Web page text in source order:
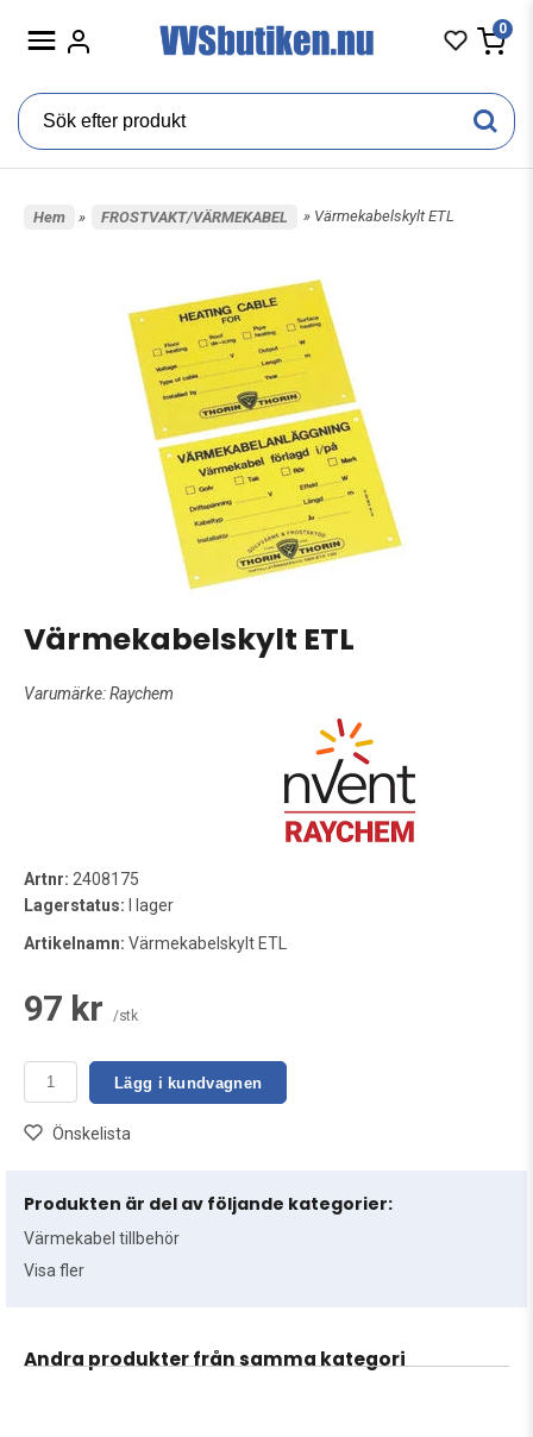
0
Hem » FROSTVAKT/VÄRMEKABEL » Värmekabelskylt ETL
Värmekabelskylt ETL
Varumärke:Raychem
Artnr: 2408175
Lagerstatus: I lager
Artikelnamn: Värmekabelskylt ETL
97 kr /stk
Lägg i kundvagnen
Önskelista
Produkten är del av följande kategorier:
Värmekabel tillbehör
Visa fler
Andra produkter från samma kategori